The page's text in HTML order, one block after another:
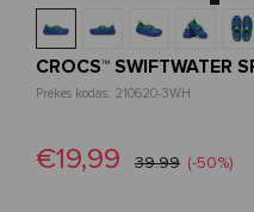
CROCS™ SWIFTWATER
Prekės kodas: 210620-3WH
€19,99 39.99 (-50%)